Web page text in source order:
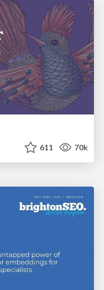
611 70k